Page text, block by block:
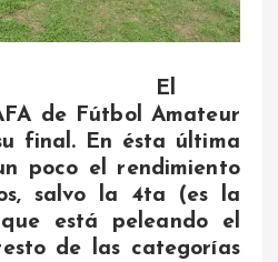
El
de Fútbol Amateur
final. En ésta última
poco el rendimiento
salvo la 4ta (es la
está peleando el
de las categorías